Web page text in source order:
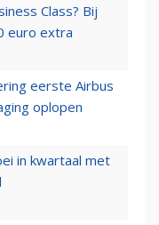
Class? Bij
euro extra
eerste Airbus
oplopen
in kwartaal met